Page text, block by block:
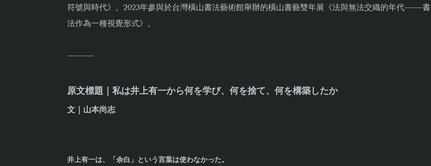
符號與時代》。2023年參與於台灣橫山書法藝術館舉辦的橫山書藝雙年展《法與無法交織的年代——書
法作為一種視覺形式》。
———
原文標題｜私は井上有一から何を学び、何を捨て、何を構築したか
文｜山本尚志
井上有一は、「余白」という言葉は使わなかった。